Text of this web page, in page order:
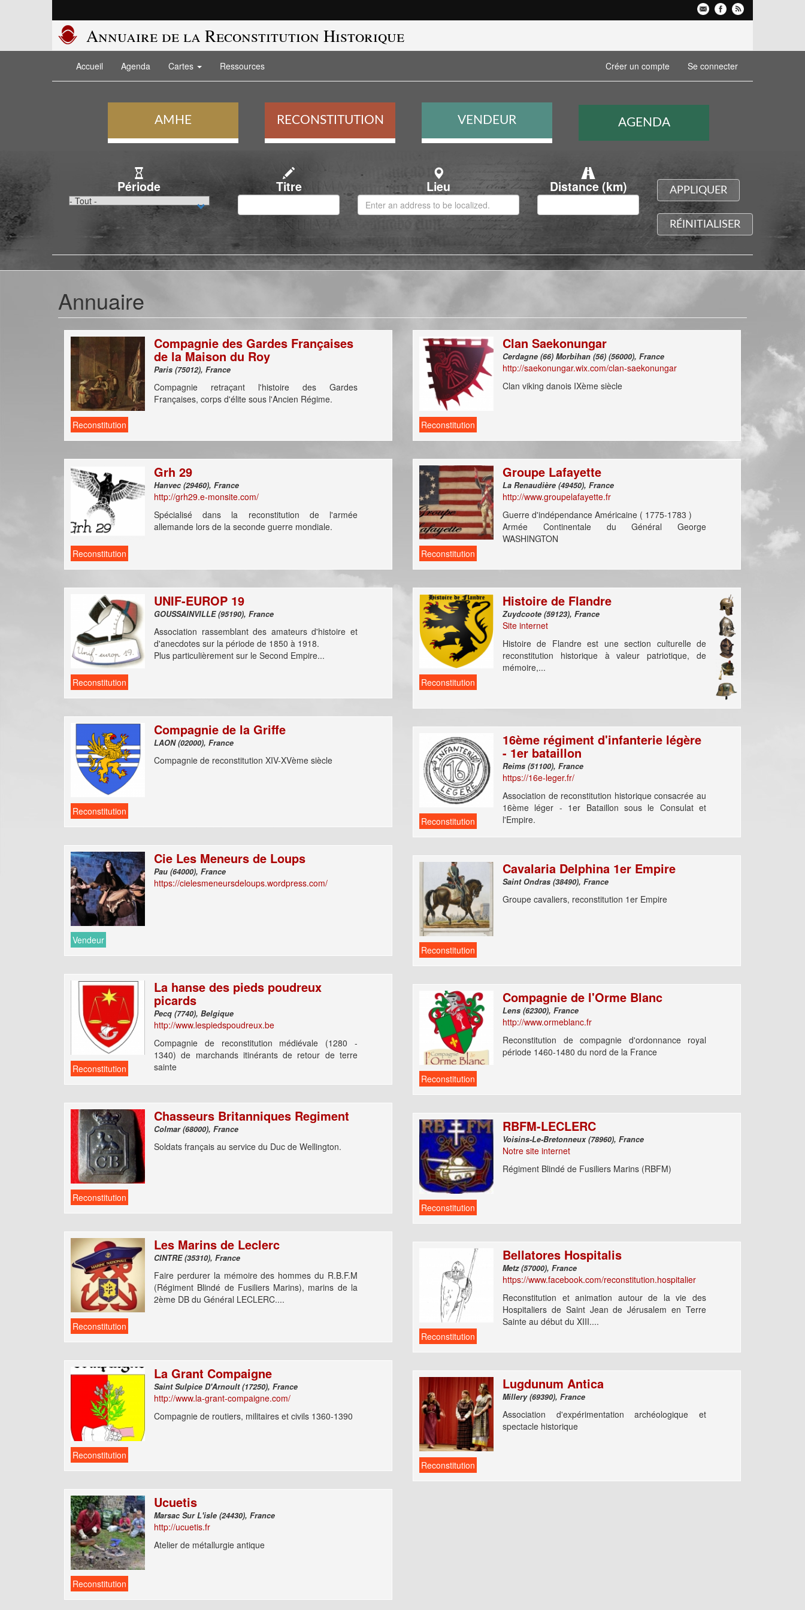
Annuaire de la Reconstitution Historique
Navigation
principale
Accueil Agenda Cartes Ressources
du
compte
l'utilisateur
Créer un compte Se connecter
AMHE RECONSTITUTION VENDEUR AGENDA
Période Titre Adresse Lieu Distance (km) APPLIQUER
RÉINITIALISER
Annuaire
Reconstitution
Compagnie des Gardes Françaises
de la Maison du Roy
Paris (75012), France
Compagnie retraçant l'histoire des Gardes
Françaises, corps d'élite sous l'Ancien Régime.
Reconstitution
Grh 29
Hanvec (29460), France
http://grh29.e-monsite.com/
Spécialisé dans la reconstitution de l'armée
allemande lors de la seconde guerre mondiale.
Reconstitution
UNIF-EUROP 19
GOUSSAINVILLE (95190), France
Association rassemblant des amateurs d'histoire et
d'anecdotes sur la période de 1850 à 1918.
Plus particulièrement sur le Second Empire...
Reconstitution
Compagnie de la Griffe
LAON (02000), France
Compagnie de reconstitution XIV-XVème siècle
Vendeur
Cie Les Meneurs de Loups
Pau (64000), France
https://cielesmeneursdeloups.wordpress.com/
Reconstitution
La hanse des pieds poudreux
picards
Pecq (7740), Belgique
http://www.lespiedspoudreux.be
Compagnie de reconstitution médiévale (1280 -
1340) de marchands itinérants de retour de terre
sainte
Reconstitution
Chasseurs Britanniques Regiment
Colmar (68000), France
Soldats français au service du Duc de Wellington.
Reconstitution
Les Marins de Leclerc
CINTRE (35310), France
Faire perdurer la mémoire des hommes du R.B.F.M
(Régiment Blindé de Fusiliers Marins), marins de la
2ème DB du Général LECLERC....
Reconstitution
La Grant Compaigne
Saint Sulpice D'Arnoult (17250), France
http://www.la-grant-compaigne.com/
Compagnie de routiers, militaires et civils 1360-1390
Reconstitution
Ucuetis
Marsac Sur L'isle (24430), France
http://ucuetis.fr
Atelier de métallurgie antique
Reconstitution
Clan Saekonungar
Cerdagne (66) Morbihan (56) (56000), France
http://saekonungar.wix.com/clan-saekonungar
Clan viking danois IXème siècle
Reconstitution
Groupe Lafayette
La Renaudière (49450), France
http://www.groupelafayette.fr
Guerre d'indépendance Américaine ( 1775-1783 )
Armée Continentale du Général George
WASHINGTON
Reconstitution
Histoire de Flandre
Zuydcoote (59123), France
Site internet
Histoire de Flandre est une section culturelle de
reconstitution historique à valeur patriotique, de
mémoire,...
Reconstitution
16ème régiment d'infanterie légère
- 1er bataillon
Reims (51100), France
https://16e-leger.fr/
Association de reconstitution historique consacrée au
16ème léger - 1er Bataillon sous le Consulat et
l'Empire.
Reconstitution
Cavalaria Delphina 1er Empire
Saint Ondras (38490), France
Groupe cavaliers, reconstitution 1er Empire
Reconstitution
Compagnie de l'Orme Blanc
Lens (62300), France
http://www.ormeblanc.fr
Reconstitution de compagnie d'ordonnance royal
période 1460-1480 du nord de la France
Reconstitution
RBFM-LECLERC
Voisins-Le-Bretonneux (78960), France
Notre site internet
Régiment Blindé de Fusiliers Marins (RBFM)
Reconstitution
Bellatores Hospitalis
Metz (57000), France
https://www.facebook.com/reconstitution.hospitalier
Reconstitution et animation autour de la vie des
Hospitaliers de Saint Jean de Jérusalem en Terre
Sainte au début du XIII....
Reconstitution
Lugdunum Antica
Millery (69390), France
Association d'expérimentation archéologique et
spectacle historique